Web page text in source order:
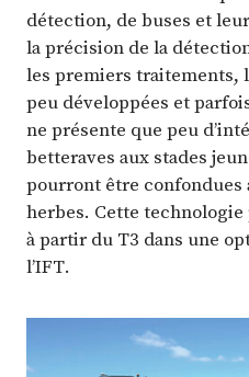
détection, de buses et
la précision de la
les premiers traitements,
peu développées et
ne présente que peu
betteraves aux stades
pourront être confondues
herbes. Cette
à partir du T3 dans une
l’IFT.